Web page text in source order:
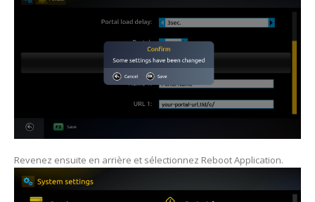
Revenez ensuite en arrière et sélectionnez Reboot Application.